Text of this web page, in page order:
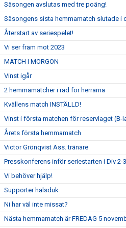
Säsongen avslutas med tre poäng!
Säsongens sista hemmamatch slutade i
Återstart av seriespelet!
Vi ser fram mot 2023
MATCH I MORGON
Vinst igår
2 hemmamatcher i rad för herrarna
Kvällens match INSTÄLLD!
Vinst i första matchen för reservlaget (B-
Årets första hemmamatch
Victor Grönqvist Ass. tränare
Presskonferens inför seriestarten i Div 2-
Vi behöver hjälp!
Supporter halsduk
Ni har väl inte missat?
Nästa hemmamatch är FREDAG 5